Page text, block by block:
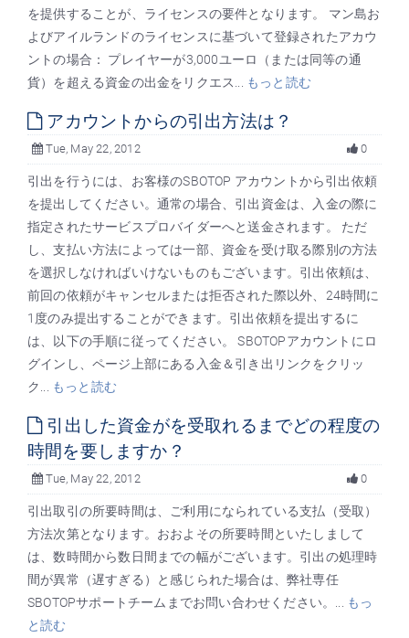
を提供することが、ライセンスの要件となります。 マン島お
よびアイルランドのライセンスに基づいて登録されたアカウ
ントの場合： プレイヤーが3,000ユーロ（または同等の通
貨）を超える資金の出金をリクエス...
もっと読む
アカウントからの引出方法は？
Tue, May 22, 2012 0
引出を行うには、お客様のSBOTOP アカウントから引出依頼
を提出してください。通常の場合、引出資金は、入金の際に
指定されたサービスプロバイダーへと送金されます。 ただ
し、支払い方法によっては一部、資金を受け取る際別の方法
を選択しなければいけないものもございます。引出依頼は、
前回の依頼がキャンセルまたは拒否された際以外、24時間に
1度のみ提出することができます。引出依頼を提出するに
は、以下の手順に従ってください。 SBOTOPアカウントにロ
グインし、ページ上部にある入金＆引き出リンクをクリッ
ク...
もっと読む
引出した資金がを受取れるまでどの程度の
時間を要しますか？
Tue, May 22, 2012 0
引出取引の所要時間は、ご利用になられている支払（受取）
方法次第となります。おおよその所要時間といたしまして
は、数時間から数日間までの幅がございます。引出の処理時
間が異常（遅すぎる）と感じられた場合は、弊社専任
SBOTOPサポートチームまでお問い合わせください。...
もっ
と読む